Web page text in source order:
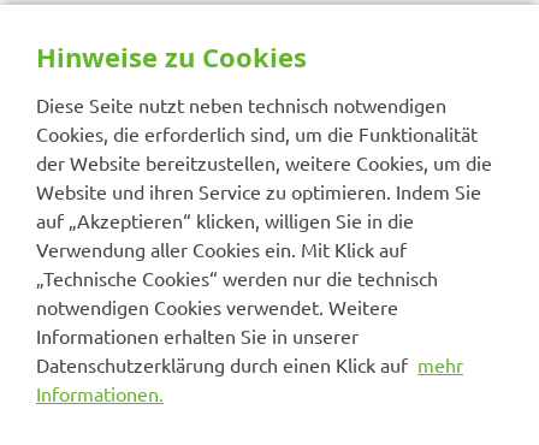
Hinweise zu Cookies
Diese Seite nutzt neben technisch notwendigen
Cookies, die erforderlich sind, um die Funktionalität
der Website bereitzustellen, weitere Cookies, um die
Website und ihren Service zu optimieren. Indem Sie
auf „Akzeptieren“ klicken, willigen Sie in die
Verwendung aller Cookies ein. Mit Klick auf
„Technische Cookies“ werden nur die technisch
notwendigen Cookies verwendet. Weitere
Informationen erhalten Sie in unserer
Datenschutzerklärung durch einen Klick auf mehr
Informationen.